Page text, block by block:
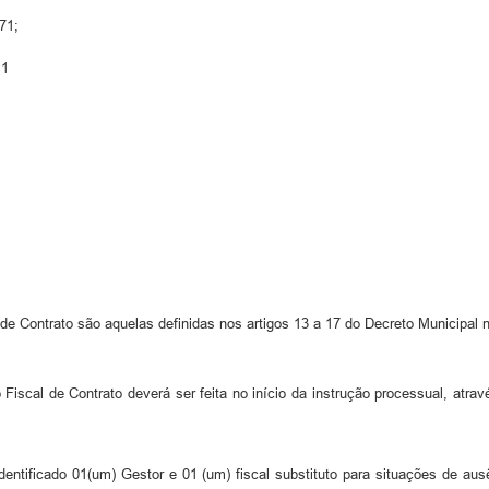
Contrato são aquelas definidas nos artigos 13 a 17 do Decreto Municipal
de Contrato deverá ser feita no início da instrução processual,
01(um) Gestor e 01 (um) fiscal substituto para situações de